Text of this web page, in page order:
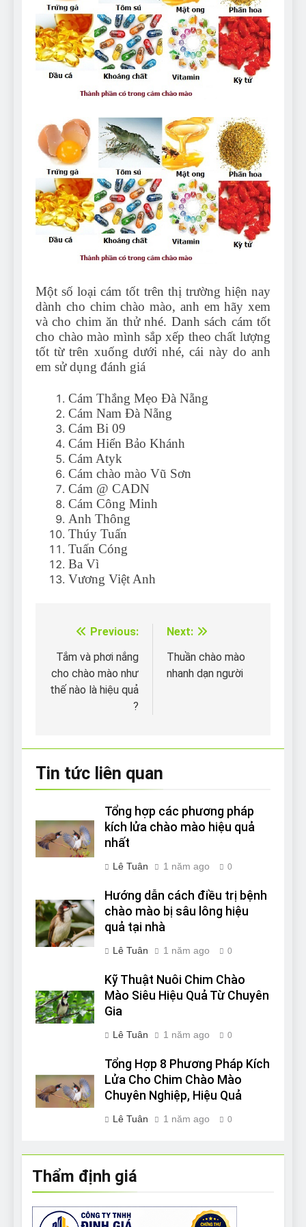
Can Bulldogs Play Fetch?
And How to Train Them!
7 Năm Ago
How Often Do I Need to
Groom My Bulldog
Một số loại cám tốt trên thị trường hiện nay
dành cho chim chào mào, anh em hãy xem
và cho chim ăn thử nhé. Danh sách cám tốt
cho chào mào mình sắp xếp theo chất lượng
tốt từ trên xuống dưới nhé, cái này do anh
em sử dụng đánh giá
Cám Thắng Mẹo Đà Nẵng
Cám Nam Đà Nẵng
Cám Bi 09
Cám Hiển Bảo Khánh
Cám Atyk
Cám chào mào Vũ Sơn
Cám @ CADN
Cám Công Minh
Anh Thông
Thúy Tuấn
Tuấn Cóng
Ba Vì
Vương Việt Anh
Điều
hướng
bài
Previous:
Tắm và phơi nắng
cho chào mào như
thế nào là hiệu quả
?
Next:
Thuần chào mào
nhanh dạn người
Tin tức liên quan
Tổng hợp các phương pháp
kích lửa chào mào hiệu quả
nhất
Lê Tuân 1 năm ago 0
Hướng dẫn cách điều trị bệnh
chào mào bị sâu lông hiệu
quả tại nhà
Lê Tuân 1 năm ago 0
Kỹ Thuật Nuôi Chim Chào
Mào Siêu Hiệu Quả Từ Chuyên
Gia
Lê Tuân 1 năm ago 0
Tổng Hợp 8 Phương Pháp Kích
Lửa Cho Chim Chào Mào
Chuyên Nghiệp, Hiệu Quả
Lê Tuân 1 năm ago 0
Thẩm định giá